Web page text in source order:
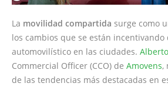
La movilidad compartida surge como
los cambios que se están
automovilístico en las ciudades.
Commercial Officer (CCO) de Amovens,
de las tendencias más destacadas en